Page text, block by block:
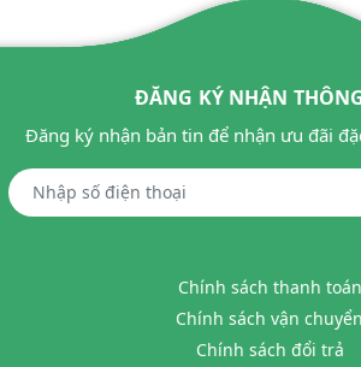
ĐĂNG KÝ NHẬN
Đăng ký nhận bản tin để nhận ưu đãi
Chính sách thanh toán
Chính sách vận chuyển
Chính sách đổi trả